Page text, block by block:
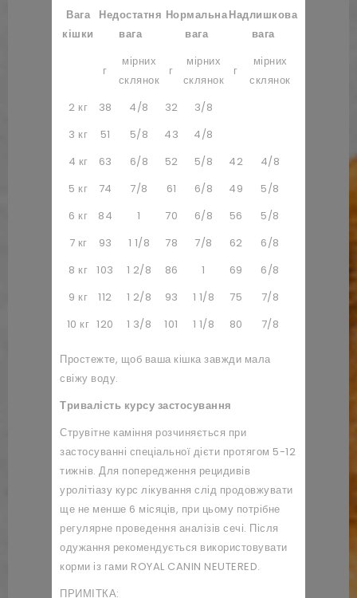
Вага
кішки
Недостатня
вага
Нормальна
вага
Надлишкова
вага
г
мірних
склянок
г
мірних
склянок
г
мірних
склянок
2 кг
38 4/8 32
3/8
3 кг
51 5/8 43
4/8
4 кг
63 6/8 52 5/8 42
4/8
5 кг
74 7/8 61 6/8 49
5/8
6 кг
84 1 70 6/8 56
5/8
7 кг
93 1 1/8 78 7/8 62
6/8
8 кг 103 1 2/8 86 1 69
6/8
9 кг
112 1 2/8 93 1 1/8 75
7/8
10 кг 120 1 3/8 101 1 1/8 80 7/8
Простежте, щоб ваша кішка завжди мала
свіжу воду.
Тривалість курсу застосування
Струвітне каміння розчиняється при
застосуванні спеціальної дієти протягом 5-12
тижнів. Для попередження рецидивів
уролітіазу курс лікування слід продовжувати
ще не менше 6 місяців, при цьому потрібне
регулярне проведення аналізів сечі. Після
одужання рекомендується використовувати
корми із гами ROYAL CANIN NEUTERED.
ПРИМІТКА: